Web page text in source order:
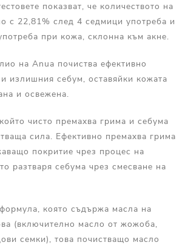
показват, че количеството на
с 22,81% след 4 седмици употреба и
при кожа, склонна към акне.
на Anua почиства ефективно
излишния себум, оставяйки кожата
и освежена.
чисто премахва грима и себума
сила. Ефективно премахва грима
покритие чрез процес на
разтваря себума чрез смесване на
която съдържа масла на
(включително масло от жожоба,
семки), това почистващо масло